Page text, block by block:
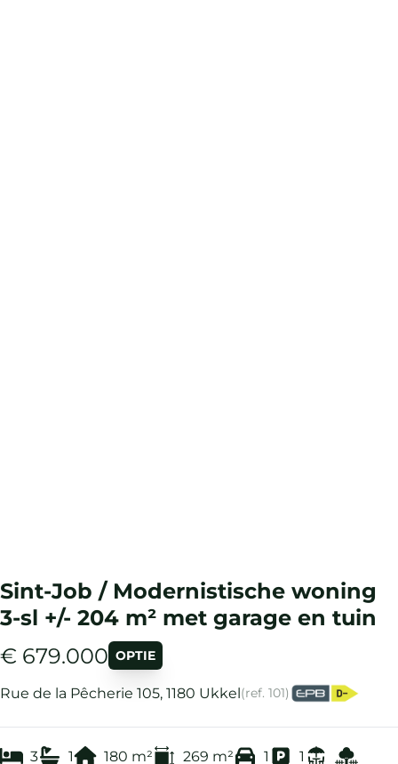
Sint-Job / Modernistische woning
3-sl +/- 204 m² met garage en tuin
€ 679.000 OPTIE
Rue de la Pêcherie 105, 1180 Ukkel(ref. 101)
3 1 180 m² 269 m² 1 1